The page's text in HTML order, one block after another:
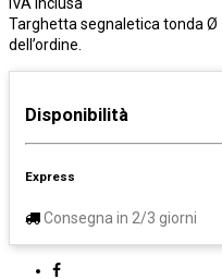
Targhetta segnaletica tonda Ø
dell’ordine.
Disponibilità
Express
Consegna in 2/3 giorni